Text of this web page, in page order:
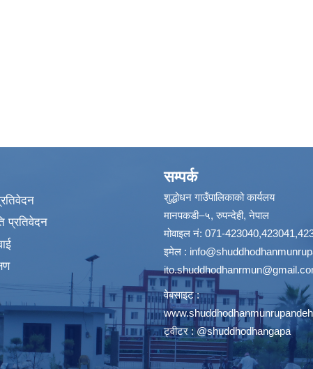
प्रतिवेदन
सम्पर्क
शुद्धोधन गाउँपालिकाको कार्यलय
मानपकडी–५, रुपन्देही, नेपाल
मोवाइल नं: 071-
इमेल :
वेबसाइट :
ट्वीटर : @shuddhodhangapa